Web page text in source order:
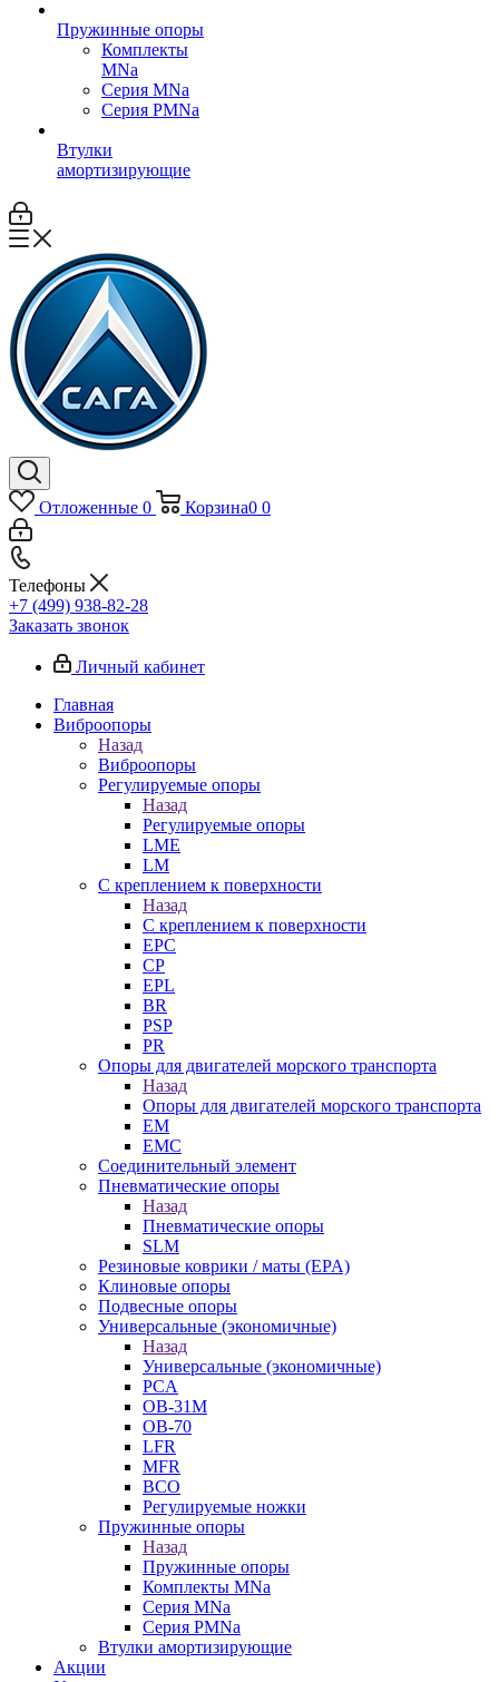
Пружинные опоры
Комплекты
MNa
Серия MNa
Серия PMNa
Втулки
амортизирующие
Отложенные 0 Корзина0 0
Телефоны
+7 (499) 938-82-28
Заказать звонок
Личный кабинет
Главная
Виброопоры
Назад
Виброопоры
Регулируемые опоры
Назад
Регулируемые опоры
LME
LM
С креплением к поверхности
Назад
С креплением к поверхности
EPC
CP
EPL
BR
PSP
PR
Опоры для двигателей морского транспорта
Назад
Опоры для двигателей морского транспорта
EM
EMC
Cоединительный элемент
Пневматические опоры
Назад
Пневматические опоры
SLM
Резиновые коврики / маты (EPA)
Клиновые опоры
Подвесные опоры
Универсальные (экономичные)
Назад
Универсальные (экономичные)
PCA
ОВ-31М
OB-70
LFR
MFR
ВСО
Регулируемые ножки
Пружинные опоры
Назад
Пружинные опоры
Комплекты MNa
Серия MNa
Серия PMNa
Втулки амортизирующие
Акции